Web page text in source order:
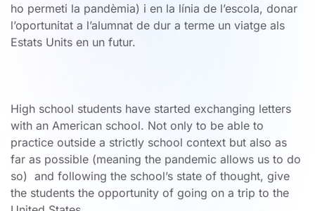
ho permeti la pandèmia) i en la línia de l’escola, donar
l’oportunitat a l’alumnat de dur a terme un viatge als
Estats Units en un futur.
High school students have started exchanging letters
with an American school. Not only to be able to
practice outside a strictly school context but also as
far as possible (meaning the pandemic allows us to do
so) and following the school’s state of thought, give
the students the opportunity of going on a trip to the